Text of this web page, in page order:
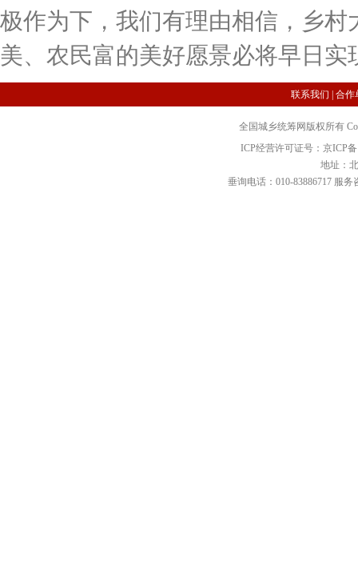
极作为下，我们有理由相信，乡
美、农民富的美好愿景必将早日实
联系我们 合作
全国城乡统筹网版权所有
ICP经营许可证号：京ICP备
地址：
垂询电话：010-83886717 服务